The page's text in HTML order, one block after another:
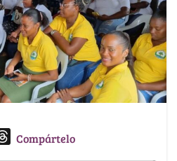
TCompártelo